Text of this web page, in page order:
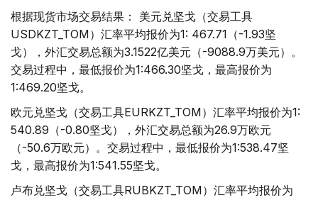
根据现货市场交易结果： 美元兑坚戈（交易工具
USDKZT_TOM）汇率平均报价为1: 467.71（-1.93坚
戈），外汇交易总额为3.1522亿美元（-9088.9万美元）。
交易过程中，最低报价为1:466.30坚戈，最高报价为
1:469.20坚戈。
欧元兑坚戈（交易工具EURKZT_TOM）汇率平均报价为1:
540.89（-0.80坚戈），外汇交易总额为26.9万欧元
（-50.6万欧元）。交易过程中，最低报价为1:538.47坚
戈，最高报价为1:541.55坚戈。
卢布兑坚戈（交易工具RUBKZT_TOM）汇率平均报价为